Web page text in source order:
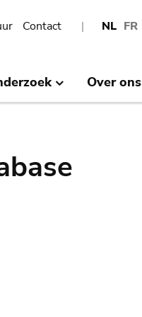
NL FR
Contact
Over ons